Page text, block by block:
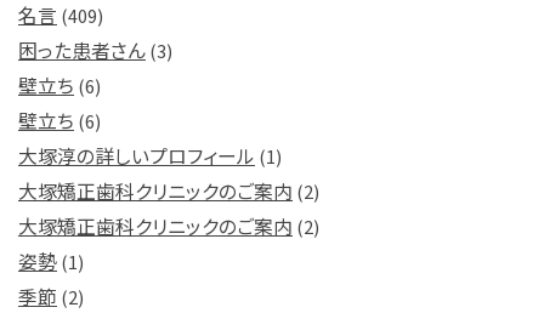
名言 (409)
困った患者さん(3)
壁立ち (6)
壁立ち (6)
大塚淳の詳しいプロフィール (1)
大塚矯正歯科クリニックのご案内 (2)
大塚矯正歯科クリニックのご案内 (2)
姿勢(1)
季節 (2)